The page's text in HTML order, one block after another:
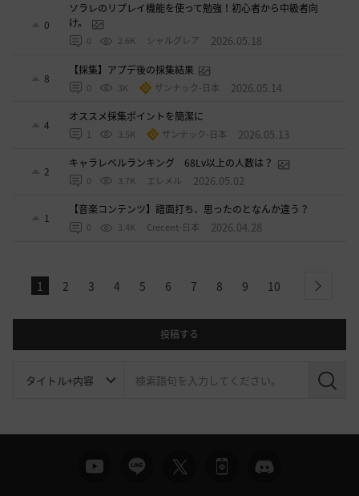
0
ソラレのリプレイ機能を使って勉強！初心者から中級者向
け。
0 2.6K シャルグレア 2026.05.18
8
【採集】アプデ後の採集結果
0 3K ザンナック-日本 2026.05.14
4
オススメ採集ポイントを簡潔に
1 3.5K ザンナック-日本 2026.05.13
2
キャラレベルランキング 68Lv以上の人数は？
0 3.7K エレメル 2026.05.02
1
【音楽コンテンツ】譜面打ち、思ったのとなんか違う？
0 3.4K Crecent-日本 2026.04.28
1 2 3 4 5 6 7 8 9 10 next
投稿する
検